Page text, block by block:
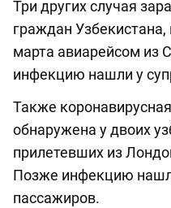
Три других случая
граждан
марта авиарейсом из
инфекцию нашли у
Также
обнаружена у двоих
прилетевших из
Позже инфекцию
пассажиров.